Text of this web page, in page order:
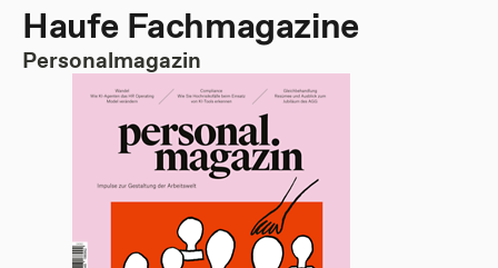
Haufe Fachmagazine
Personalmagazin